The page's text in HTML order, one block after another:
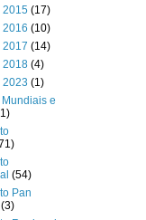
2015 (17)
(10)
(14)
2018 (4)
(1)
e
(54)
Pan
(3)